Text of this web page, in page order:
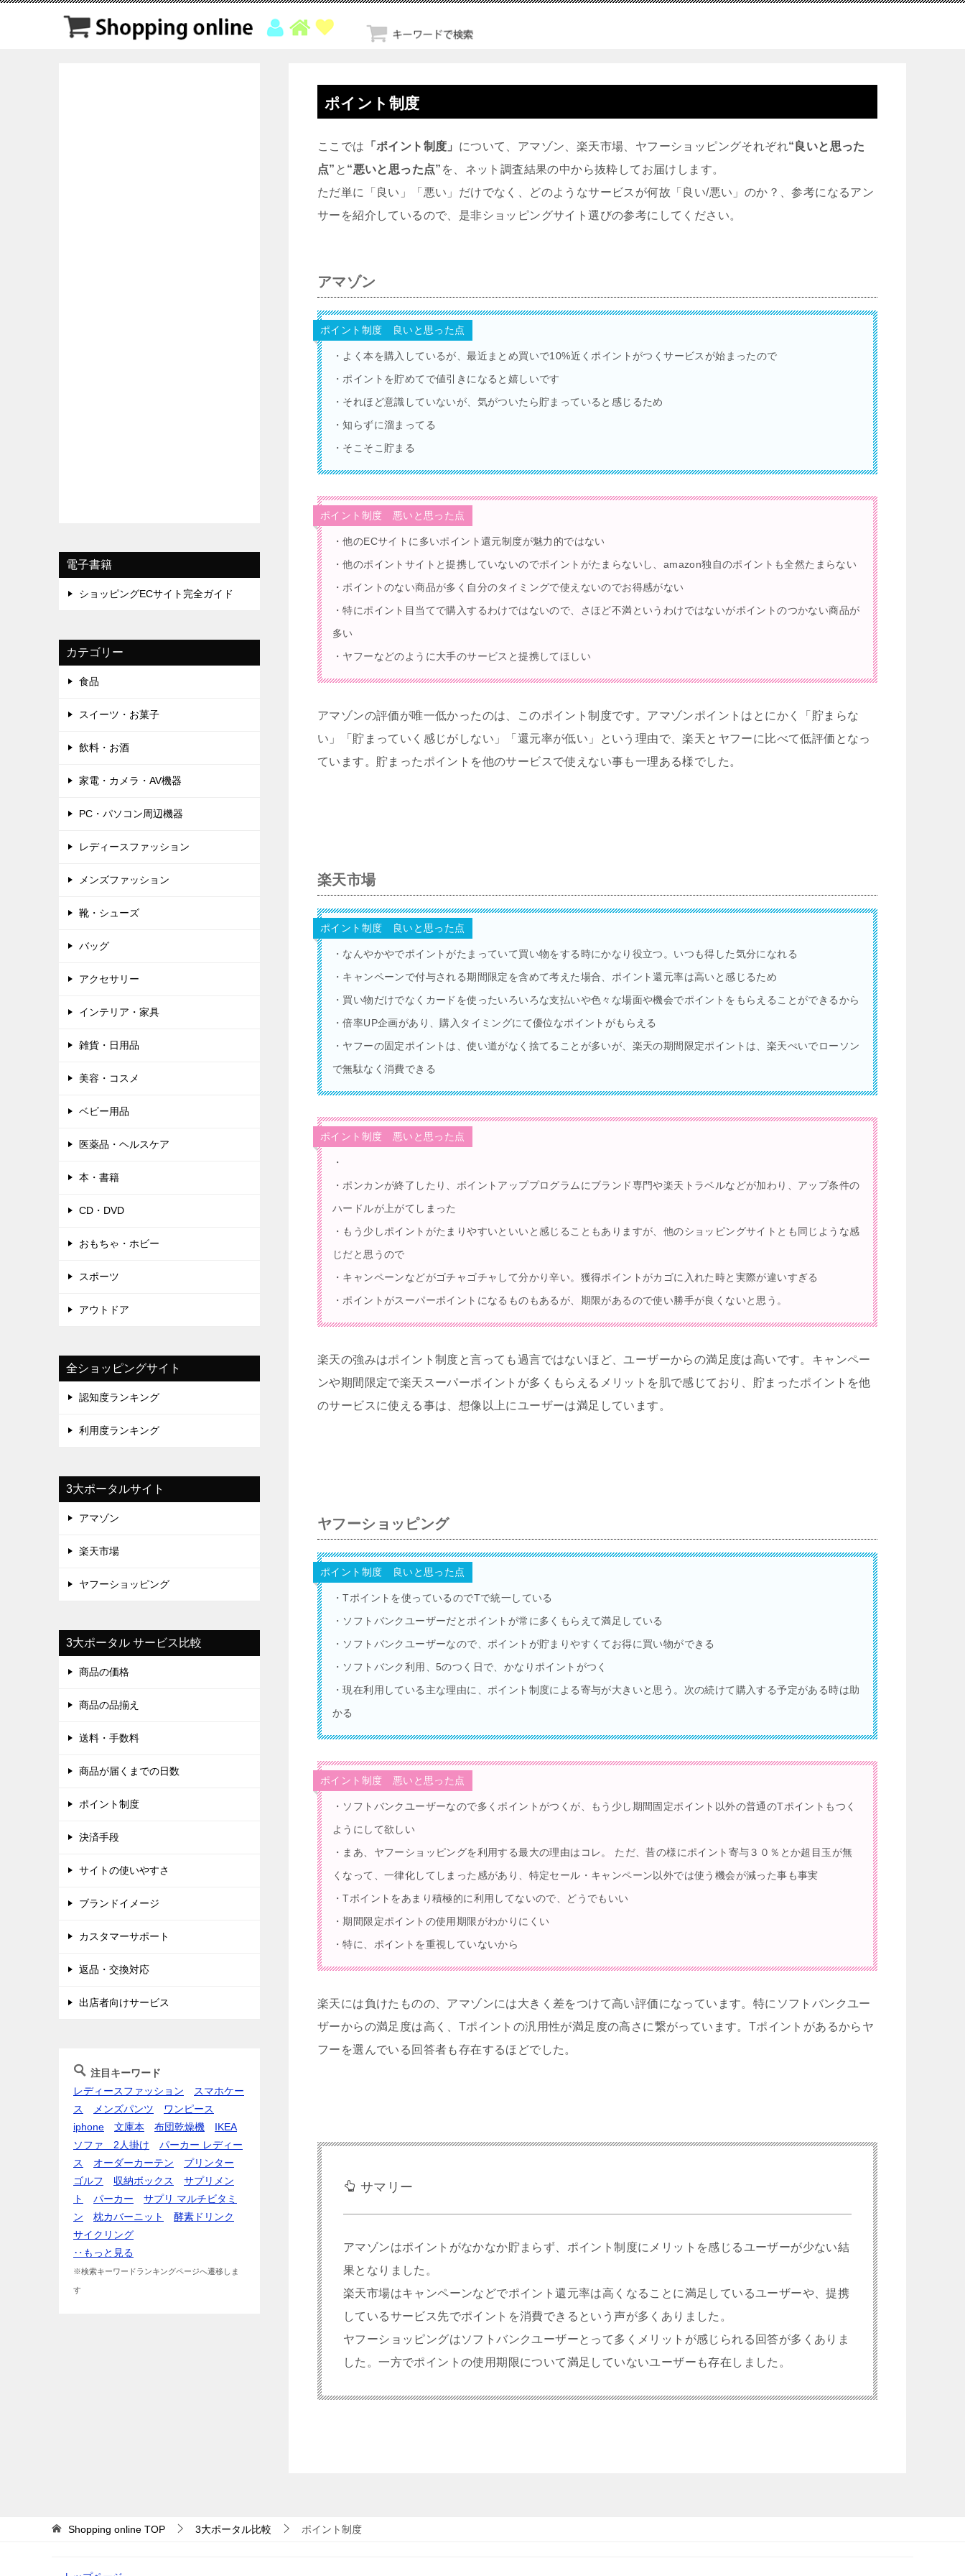
ポイント制度
ここでは 「ポイント制度」 について、アマゾン、楽天市場、ヤフーショッピングそれぞれ“良いと思った
点” と “悪いと思った点” を、ネット調査結果の中から抜粋してお届けします。
ただ単に「良い」「悪い」だけでなく、どのようなサービスが何故「良い/悪い」のか？、参考になるアン
サーを紹介しているので、是非ショッピングサイト選びの参考にしてください。
アマゾン
ポイント制度 良いと思った点
・よく本を購入しているが、最近まとめ買いで10%近くポイントがつくサービスが始まったので
・ポイントを貯めてで値引きになると嬉しいです
・それほど意識していないが、気がついたら貯まっていると感じるため
・知らずに溜まってる
・そこそこ貯まる
ポイント制度 悪いと思った点
・他のECサイトに多いポイント還元制度が魅力的ではない
・他のポイントサイトと提携していないのでポイントがたまらないし、amazon独自のポイントも全然たまらない
・ポイントのない商品が多く自分のタイミングで使えないのでお得感がない
・特にポイント目当てで購入するわけではないので、さほど不満というわけではないがポイントのつかない商品が
多い
・ヤフーなどのように大手のサービスと提携してほしい
アマゾンの評価が唯一低かったのは、このポイント制度です。アマゾンポイントはとにかく「貯まらな
い」「貯まっていく感じがしない」「還元率が低い」という理由で、楽天とヤフーに比べて低評価となっ
ています。貯まったポイントを他のサービスで使えない事も一理ある様でした。
楽天市場
ポイント制度 良いと思った点
・なんやかやでポイントがたまっていて買い物をする時にかなり役立つ。いつも得した気分になれる
・キャンペーンで付与される期間限定を含めて考えた場合、ポイント還元率は高いと感じるため
・買い物だけでなくカードを使ったいろいろな支払いや色々な場面や機会でポイントをもらえることができるから
・倍率UP企画があり、購入タイミングにて優位なポイントがもらえる
・ヤフーの固定ポイントは、使い道がなく捨てることが多いが、楽天の期間限定ポイントは、楽天ぺいでローソン
で無駄なく消費できる
ポイント制度 悪いと思った点
・
・ポンカンが終了したり、ポイントアッププログラムにブランド専門や楽天トラベルなどが加わり、アップ条件の
ハードルが上がてしまった
・もう少しポイントがたまりやすいといいと感じることもありますが、他のショッピングサイトとも同じような感
じだと思うので
・キャンペーンなどがゴチャゴチャして分かり辛い。獲得ポイントがカゴに入れた時と実際が違いすぎる
・ポイントがスーパーポイントになるものもあるが、期限があるので使い勝手が良くないと思う。
楽天の強みはポイント制度と言っても過言ではないほど、ユーザーからの満足度は高いです。キャンペー
ンや期間限定で楽天スーパーポイントが多くもらえるメリットを肌で感じており、貯まったポイントを他
のサービスに使える事は、想像以上にユーザーは満足しています。
ヤフーショッピング
ポイント制度 良いと思った点
・Tポイントを使っているのでTで統一している
・ソフトバンクユーザーだとポイントが常に多くもらえて満足している
・ソフトバンクユーザーなので、ポイントが貯まりやすくてお得に買い物ができる
・ソフトバンク利用、5のつく日で、かなりポイントがつく
・現在利用している主な理由に、ポイント制度による寄与が大きいと思う。次の続けて購入する予定がある時は助
かる
ポイント制度 悪いと思った点
・ソフトバンクユーザーなので多くポイントがつくが、もう少し期間固定ポイント以外の普通のTポイントもつく
ようにして欲しい
・まあ、ヤフーショッピングを利用する最大の理由はコレ。 ただ、昔の様にポイント寄与３０％とか超目玉が無
くなって、一律化してしまった感があり、特定セール・キャンペーン以外では使う機会が減った事も事実
・Tポイントをあまり積極的に利用してないので、どうでもいい
・期間限定ポイントの使用期限がわかりにくい
・特に、ポイントを重視していないから
楽天には負けたものの、アマゾンには大きく差をつけて高い評価になっています。特にソフトバンクユー
ザーからの満足度は高く、Tポイントの汎用性が満足度の高さに繋がっています。Tポイントがあるからヤ
フーを選んでいる回答者も存在するほどでした。
サマリー
アマゾンはポイントがなかなか貯まらず、ポイント制度にメリットを感じるユーザーが少ない結
果となりました。
楽天市場はキャンペーンなどでポイント還元率は高くなることに満足しているユーザーや、提携
しているサービス先でポイントを消費できるという声が多くありました。
ヤフーショッピングはソフトバンクユーザーとって多くメリットが感じられる回答が多くありま
した。一方でポイントの使用期限について満足していないユーザーも存在しました。
電子書籍
ショッピングECサイト完全ガイド
カテゴリー
食品
スイーツ・お菓子
飲料・お酒
家電・カメラ・AV機器
PC・パソコン周辺機器
レディースファッション
メンズファッション
靴・シューズ
バッグ
アクセサリー
インテリア・家具
雑貨・日用品
美容・コスメ
ベビー用品
医薬品・ヘルスケア
本・書籍
CD・DVD
おもちゃ・ホビー
スポーツ
アウトドア
全ショッピングサイト
認知度ランキング
利用度ランキング
3大ポータルサイト
アマゾン
楽天市場
ヤフーショッピング
3大ポータル サービス比較
商品の価格
商品の品揃え
送料・手数料
商品が届くまでの日数
ポイント制度
決済手段
サイトの使いやすさ
ブランドイメージ
カスタマーサポート
返品・交換対応
出店者向けサービス
注目キーワード
レディースファッション
スマホケー
ス
メンズパンツ
ワンピース
iphone
文庫本 布団乾燥機
IKEA
ソファ 2人掛け
パーカー レディー
ス
オーダーカーテン
プリンター
ゴルフ
収納ボックス
サプリメン
ト
パーカー
サプリ マルチビタミ
ン
枕カバーニット
酵素ドリンク
サイクリング
‥もっと見る
※検索キーワードランキングページへ遷移しま
す
Shopping online TOP 3大ポータル比較 ポイント制度